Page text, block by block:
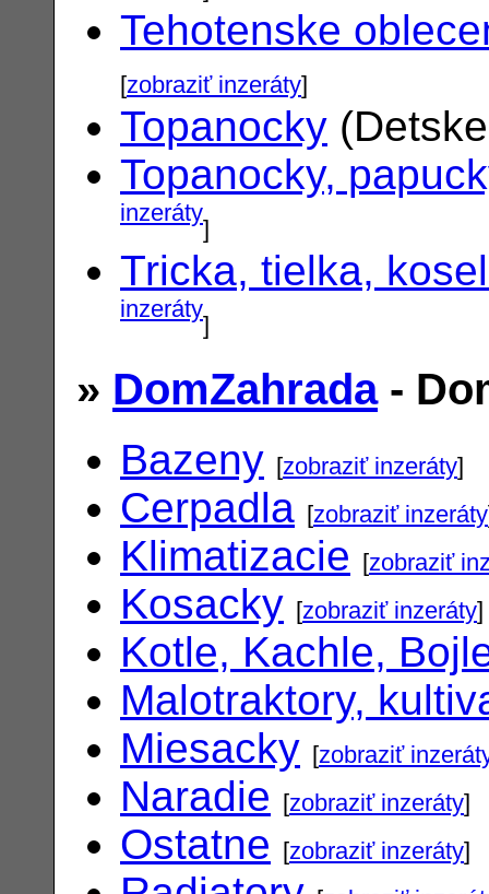
Tehotenske
[zobraziť inzeráty]
Topanocky
Topanocky,
inzeráty]
Tricka, tielka,
inzeráty]
» DomZahrada-
Bazeny [zobraziť inzeráty]
Cerpadla [zobraziť inzeráty
Klimatizacie [zobraziť
Kosacky [zobraziť inzeráty]
Kotle, Kachle,
Malotraktory,
Miesacky [zobraziť
Naradie [zobraziť inzeráty]
Ostatne [zobraziť inzeráty]